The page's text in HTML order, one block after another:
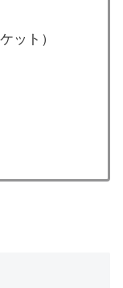
ット）